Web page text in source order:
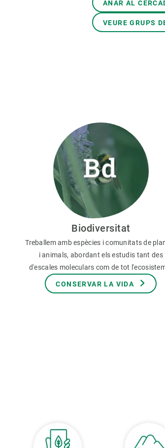
ANAR AL
VEURE GRUPS
Biodiversitat
Treballem amb espècies i comunitats de
i animals, abordant els estudis tant des
d'escales moleculars com de tot
CONSERVAR LA VIDA
Equitat, Diversitat i Inclusió (EDI)